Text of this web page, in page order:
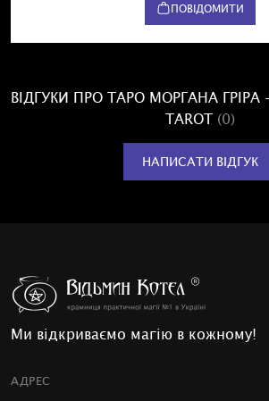
ПОВІДОМИТИ
ВІДГУКИ ПРО ТАРО МОРГАНА ГРІРА -
TAROT (0)
НАПИСАТИ ВІДГУК
Ми відкриваємо магію в кожному!
АДРЕС